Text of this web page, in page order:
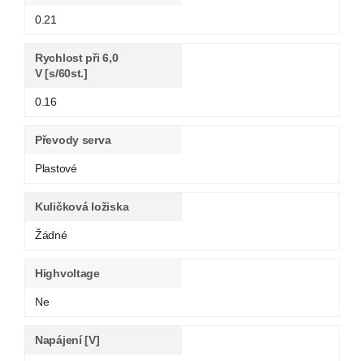
0.21
Rychlost při 6,0
V [s/60st.]
0.16
Převody serva
Plastové
Kuličková ložiska
Žádné
Highvoltage
Ne
Napájení [V]